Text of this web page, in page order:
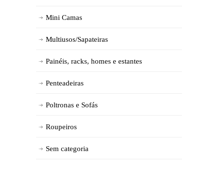
Mini Camas
Multiusos/Sapateiras
Painéis, racks, homes e estantes
Penteadeiras
Poltronas e Sofás
Roupeiros
Sem categoria